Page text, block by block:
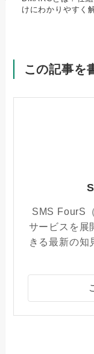
けにわかりやすく
この記事を
SMS FourS
サービスを展
きる最新の知